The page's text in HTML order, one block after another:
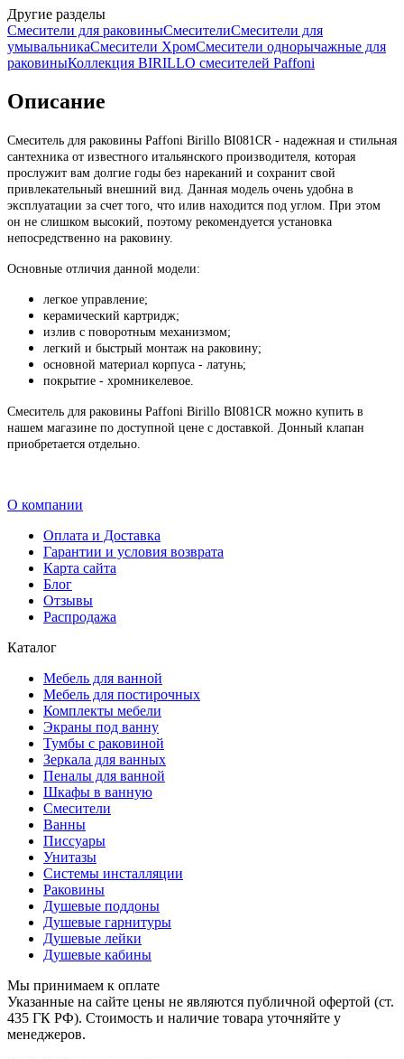
Другие разделы
Смесители для раковиныСмесителиСмесители для
умывальникаСмесители ХромСмесители однорычажные для
раковиныКоллекция BIRILLO смесителей Paffoni
Описание
Смеситель для раковины Paffoni Birillo BI081CR - надежная и стильная
сантехника от известного итальянского производителя, которая
прослужит вам долгие годы без нареканий и сохранит свой
привлекательный внешний вид. Данная модель очень удобна в
эксплуатации за счет того, что илив находится под углом. При этом
он не слишком высокий, поэтому рекомендуется установка
непосредственно на раковину.
Основные отличия данной модели:
легкое управление;
керамический картридж;
излив с поворотным механизмом;
легкий и быстрый монтаж на раковину;
основной материал корпуса - латунь;
покрытие - хромникелевое.
Смеситель для раковины Paffoni Birillo BI081CR можно купить в
нашем магазине по доступной цене с доставкой. Донный клапан
приобретается отдельно.
О компании
Оплата и Доставка
Гарантии и условия возврата
Карта сайта
Блог
Отзывы
Распродажа
Каталог
Мебель для ванной
Мебель для постирочных
Комплекты мебели
Экраны под ванну
Тумбы с раковиной
Зеркала для ванных
Пеналы для ванной
Шкафы в ванную
Смесители
Ванны
Писсуары
Унитазы
Системы инсталляции
Раковины
Душевые поддоны
Душевые гарнитуры
Душевые лейки
Душевые кабины
Мы принимаем к оплате
Указанные на сайте цены не являются публичной офертой (ст.
435 ГК РФ). Стоимость и наличие товара уточняйте у
менеджеров.